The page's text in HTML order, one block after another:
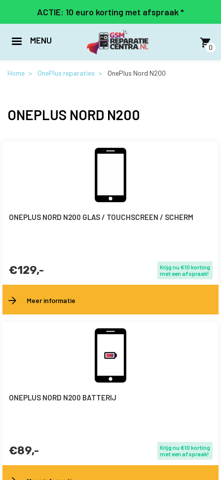
naar
inhoud
ACTIE: 10 euro korting met afspraak *
MENU
0
Home OnePlus reparaties OnePlus Nord N200
ONEPLUS NORD N200
ONEPLUS NORD N200 GLAS / TOUCHSCREEN / SCHERM
€129,-
Krijg nu €10 korting
met een afspraak!
Meer informatie
ONEPLUS NORD N200 BATTERIJ
€89,-
Krijg nu €10 korting
met een afspraak!